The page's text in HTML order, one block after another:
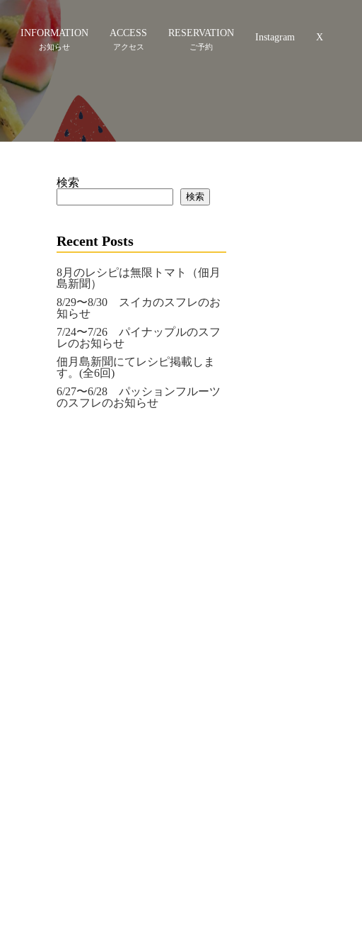
INFORMATION ACCESS RESERVATION Instagram X
検索
検索
Recent Posts
8月のレシピは無限トマト（佃月
島新聞）
8/29〜8/30 スイカのスフレのお
知らせ
7/24〜7/26 パイナップルのスフ
レのお知らせ
佃月島新聞にてレシピ掲載しま
す。(全6回)
6/27〜6/28 パッションフルーツ
のスフレのお知らせ